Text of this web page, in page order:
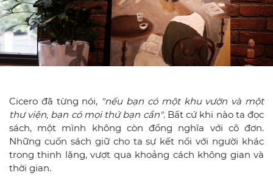
Cicero đã từng nói, "nếu bạn có một khu vườn và một
thư viện, bạn có mọi thứ bạn cần". Bất cứ khi nào ta đọc
sách, một mình không còn đồng nghĩa với cô đơn.
Những cuốn sách giữ cho ta sự kết nối với người khác
trong thinh lặng, vượt qua khoảng cách không gian và
thời gian.